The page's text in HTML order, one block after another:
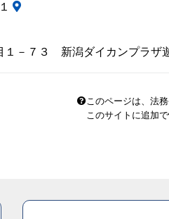
－７３ 新潟ダイカンプラザ
このページは、法
このサイトに追加